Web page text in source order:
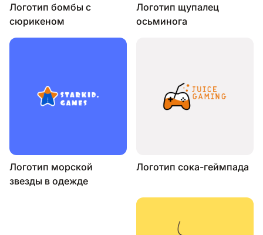
Логотип бомбы с
сюрикеном
Логотип щупалец
осьминога
Логотип морской
звезды в одежде
Логотип сока-геймпада